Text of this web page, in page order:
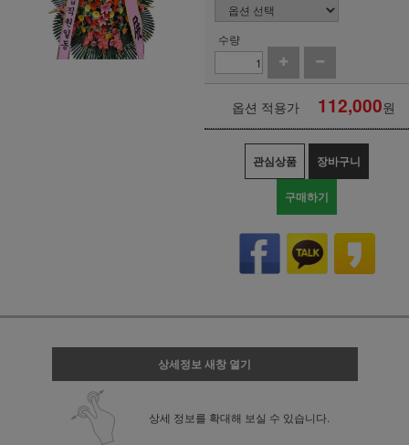
수량
옵션 적용가 112,000원
관심상품 장바구니
구매하기
상세정보 새창 열기
상세 정보를 확대해 보실 수 있습니다.